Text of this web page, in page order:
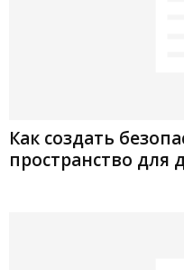
Как создать
пространство для